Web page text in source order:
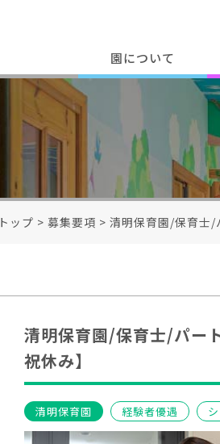
園について
トップ > 募集要項 > 清明保育園/保育士
清明保育園/保育士/パー
祝休み】
清明保育園 経験者優遇